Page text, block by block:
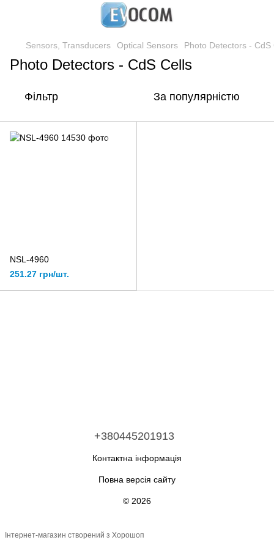
Sensors, Transducers Optical Sensors Photo Detectors - CdS
Photo Detectors - CdS Cells
Фільтр За популярністю
NSL-4960
251.27 грн/шт.
+380445201913
Контактна інформація
Повна версія сайту
© 2026
Інтернет-магазин створений з Хорошоп